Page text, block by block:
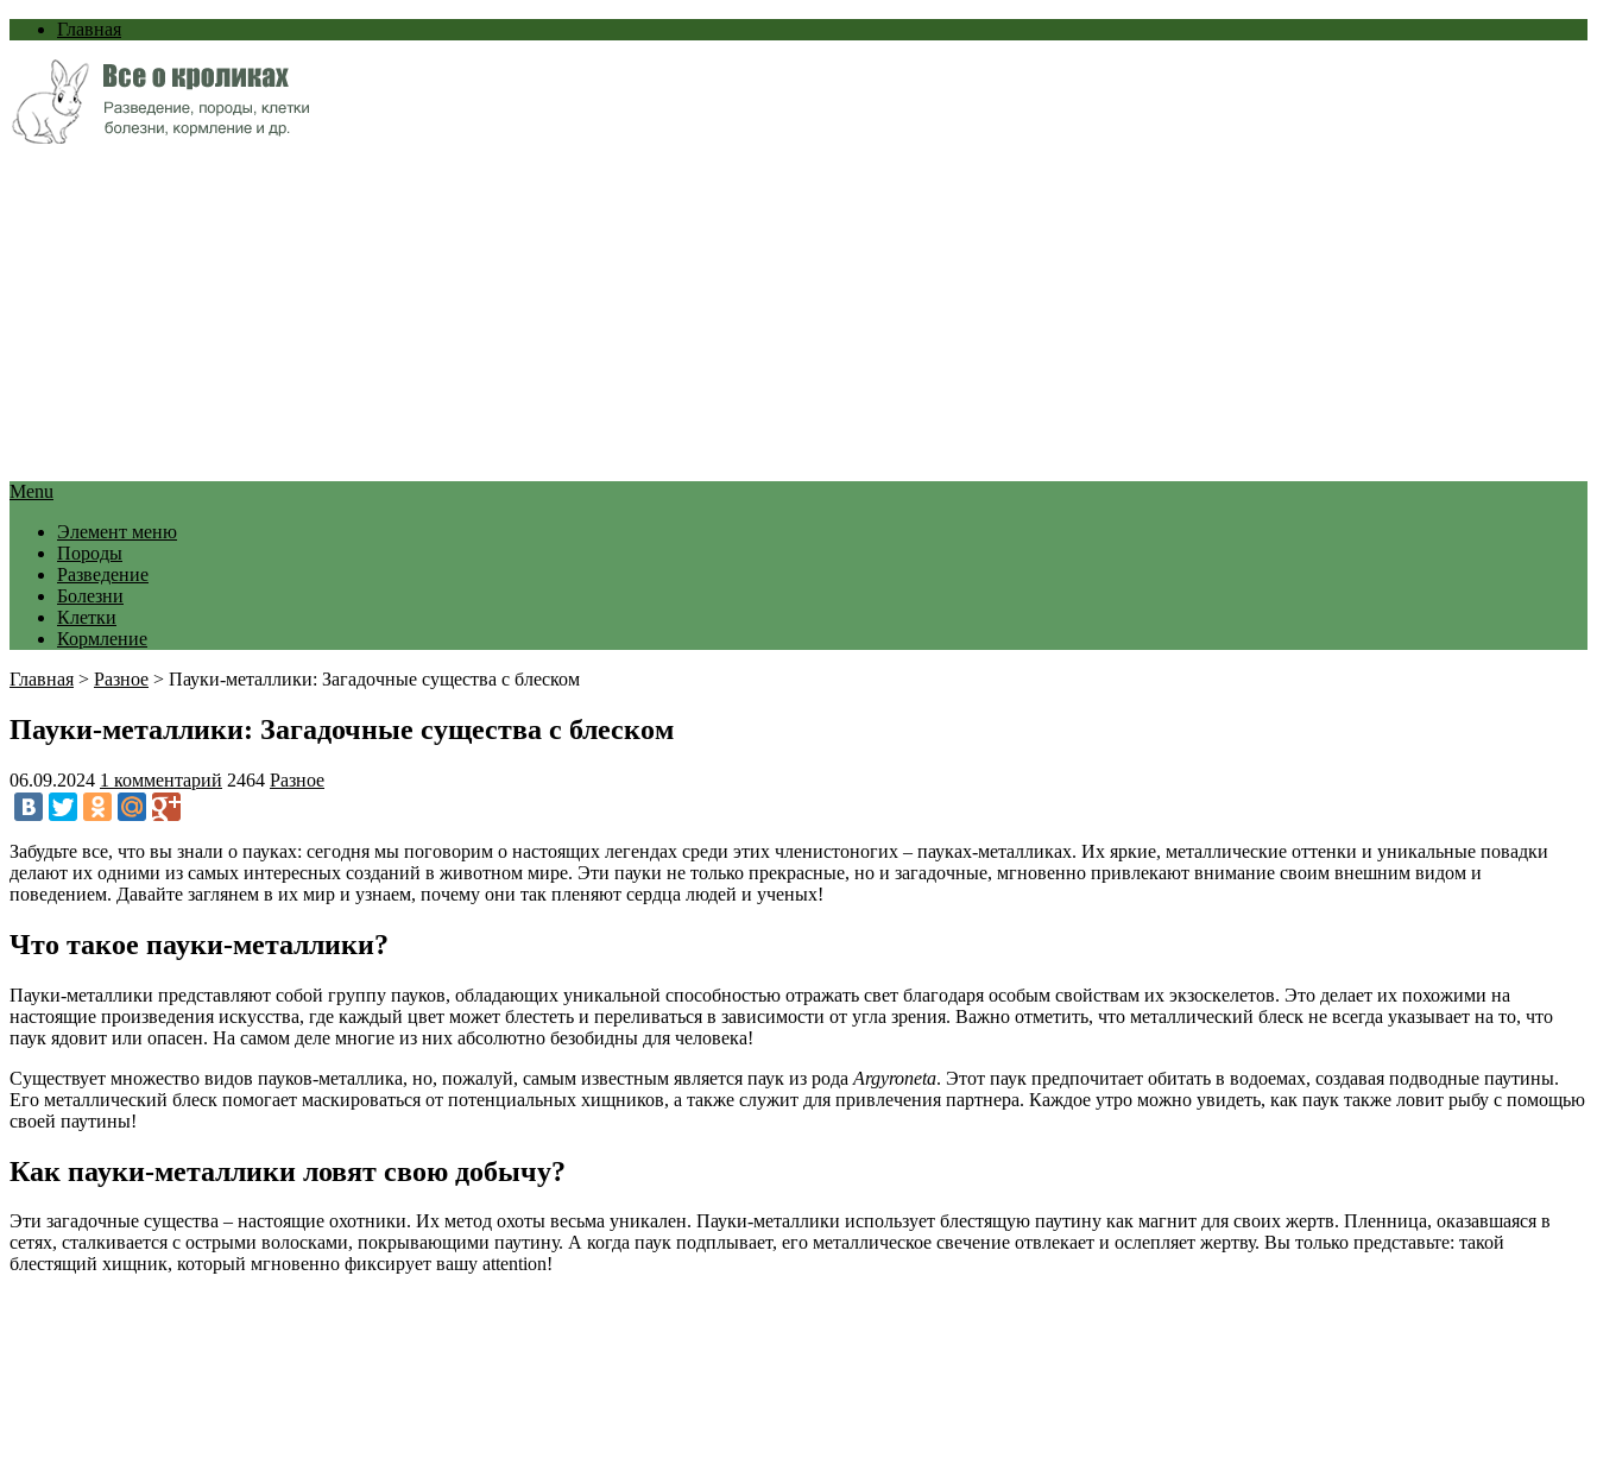
Главная
Menu
Элемент меню
Породы
Разведение
Болезни
Клетки
Кормление
Главная > Разное > Пауки-металлики: Загадочные существа с блеском
Пауки-металлики: Загадочные существа с блеском
06.09.2024 1 комментарий 2464 Разное
Забудьте все, что вы знали о пауках: сегодня мы поговорим о настоящих легендах среди этих членистоногих – пауках-металликах. Их яркие, металлические оттенки и уникальные повадки
делают их одними из самых интересных созданий в животном мире. Эти пауки не только прекрасные, но и загадочные, мгновенно привлекают внимание своим внешним видом и
поведением. Давайте заглянем в их мир и узнаем, почему они так пленяют сердца людей и ученых!
Что такое пауки-металлики?
Пауки-металлики представляют собой группу пауков, обладающих уникальной способностью отражать свет благодаря особым свойствам их экзоскелетов. Это делает их похожими на
настоящие произведения искусства, где каждый цвет может блестеть и переливаться в зависимости от угла зрения. Важно отметить, что металлический блеск не всегда указывает на то, что
паук ядовит или опасен. На самом деле многие из них абсолютно безобидны для человека!
Существует множество видов пауков-металлика, но, пожалуй, самым известным является паук из рода Argyroneta. Этот паук предпочитает обитать в водоемах, создавая подводные паутины.
Его металлический блеск помогает маскироваться от потенциальных хищников, а также служит для привлечения партнера. Каждое утро можно увидеть, как паук также ловит рыбу с помощью
своей паутины!
Как пауки-металлики ловят свою добычу?
Эти загадочные существа – настоящие охотники. Их метод охоты весьма уникален. Пауки-металлики использует блестящую паутину как магнит для своих жертв. Пленница, оказавшаяся в
сетях, сталкивается с острыми волосками, покрывающими паутину. А когда паук подплывает, его металлическое свечение отвлекает и ослепляет жертву. Вы только представьте: такой
блестящий хищник, который мгновенно фиксирует вашу attention!